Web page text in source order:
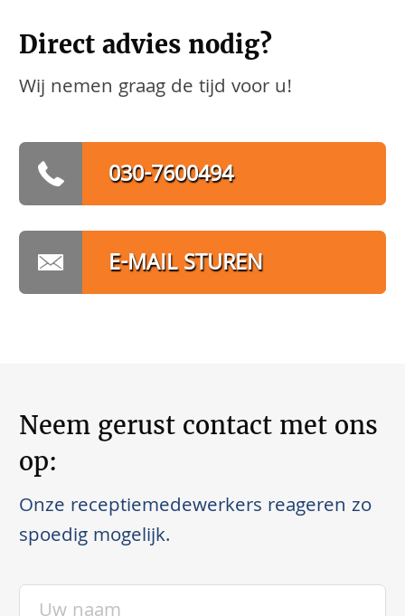
Direct advies nodig?
Wij nemen graag de tijd voor u!
030-7600494
E-MAIL STUREN
Neem gerust contact met ons
op:
Onze receptiemedewerkers reageren zo
spoedig mogelijk.